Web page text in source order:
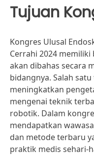
Tujuan
Kongres Ulusal
Cerrahi 2024
akan dibahas secara
bidangnya. Salah
meningkatkan
mengenai teknik
robotik. Dalam
mendapatkan
dan metode terbaru
praktik medis sehari-